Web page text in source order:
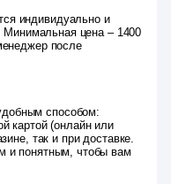
индивидуально и
Минимальная цена – 1400
после
способом:
картой (онлайн или
так и при доставке.
и понятным, чтобы вам